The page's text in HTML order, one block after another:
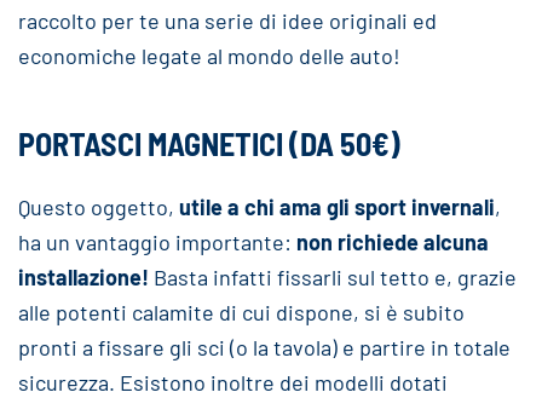
raccolto per te una serie di idee originali ed
economiche legate al mondo delle auto!
PORTASCI MAGNETICI (DA 50€)
Questo oggetto, utile a chi ama gli sport invernali,
ha un vantaggio importante: non richiede alcuna
installazione! Basta infatti fissarli sul tetto e, grazie
alle potenti calamite di cui dispone, si è subito
pronti a fissare gli sci (o la tavola) e partire in totale
sicurezza. Esistono inoltre dei modelli dotati